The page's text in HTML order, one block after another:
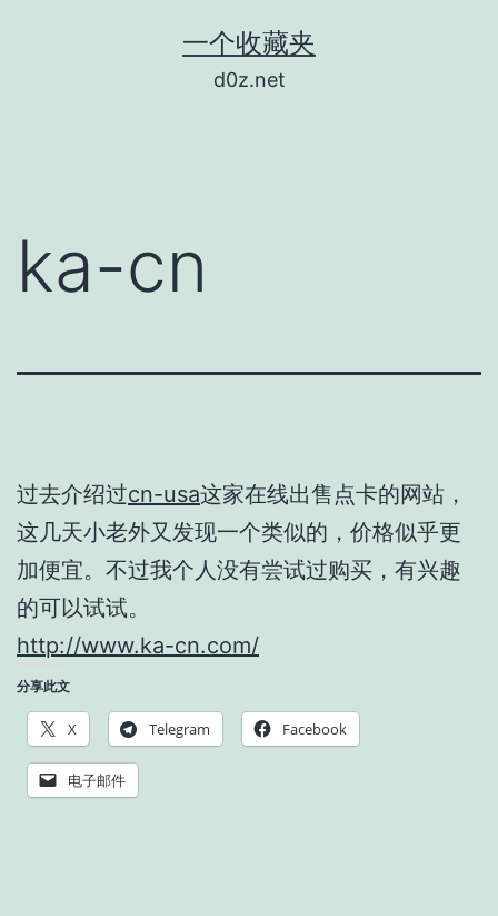
一个收藏夹
d0z.net
ka-cn
过去介绍过cn-usa这家在线出售点卡的网站，
这几天小老外又发现一个类似的，价格似乎更
加便宜。不过我个人没有尝试过购买，有兴趣
的可以试试。
http://www.ka-cn.com/
分享此文
X Telegram Facebook
电子邮件